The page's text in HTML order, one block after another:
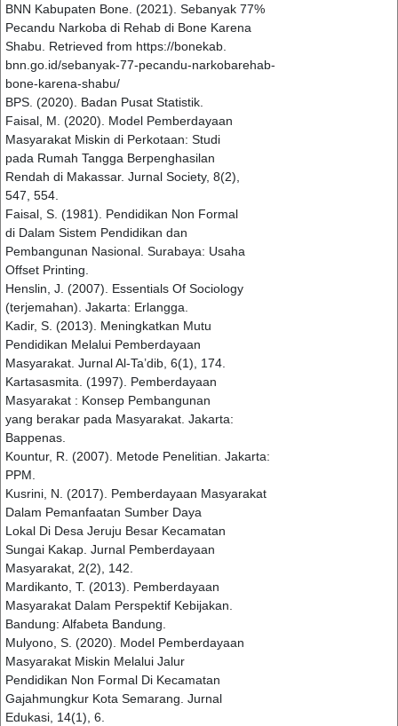
BNN Kabupaten Bone. (2021). Sebanyak 77%
Pecandu Narkoba di Rehab di Bone Karena
Shabu. Retrieved from https://bonekab.
bnn.go.id/sebanyak-77-pecandu-narkobarehab-
bone-karena-shabu/
BPS. (2020). Badan Pusat Statistik.
Faisal, M. (2020). Model Pemberdayaan
Masyarakat Miskin di Perkotaan: Studi
pada Rumah Tangga Berpenghasilan
Rendah di Makassar. Jurnal Society, 8(2),
547, 554.
Faisal, S. (1981). Pendidikan Non Formal
di Dalam Sistem Pendidikan dan
Pembangunan Nasional. Surabaya: Usaha
Offset Printing.
Henslin, J. (2007). Essentials Of Sociology
(terjemahan). Jakarta: Erlangga.
Kadir, S. (2013). Meningkatkan Mutu
Pendidikan Melalui Pemberdayaan
Masyarakat. Jurnal Al-Ta’dib, 6(1), 174.
Kartasasmita. (1997). Pemberdayaan
Masyarakat : Konsep Pembangunan
yang berakar pada Masyarakat. Jakarta:
Bappenas.
Kountur, R. (2007). Metode Penelitian. Jakarta:
PPM.
Kusrini, N. (2017). Pemberdayaan Masyarakat
Dalam Pemanfaatan Sumber Daya
Lokal Di Desa Jeruju Besar Kecamatan
Sungai Kakap. Jurnal Pemberdayaan
Masyarakat, 2(2), 142.
Mardikanto, T. (2013). Pemberdayaan
Masyarakat Dalam Perspektif Kebijakan.
Bandung: Alfabeta Bandung.
Mulyono, S. (2020). Model Pemberdayaan
Masyarakat Miskin Melalui Jalur
Pendidikan Non Formal Di Kecamatan
Gajahmungkur Kota Semarang. Jurnal
Edukasi, 14(1), 6.